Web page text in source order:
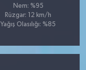
Nem: %95
Rüzgar: 12 km/h
Yağış Olasılığı: %85